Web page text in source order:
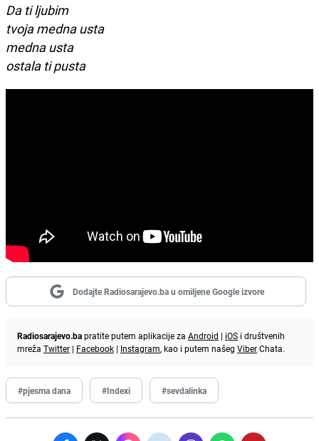
Da ti ljubim
tvoja medna usta
medna usta
ostala ti pusta
Dodajte Radiosarajevo.ba u omiljene Google izvore
Radiosarajevo.bapratite putem aplikacije za Android | iOS i društvenih
mreža Twitter | Facebook | Instagram, kao i putem našeg ViberChata.
#pjesma dana #Indexi #sevdalinka